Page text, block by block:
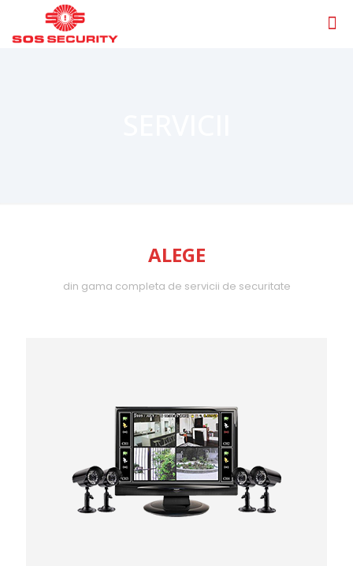
ALEGE
din gama completa de servicii de securitate